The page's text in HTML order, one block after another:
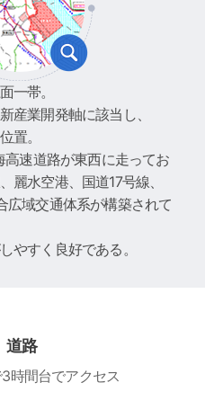
一帯。
産業開発軸に該当し、
置。
速道路が東西に走ってお
麗水空港、国道17号線、
広域交通体系が構築されて
やすく良好である。
道路
時間台でアクセス